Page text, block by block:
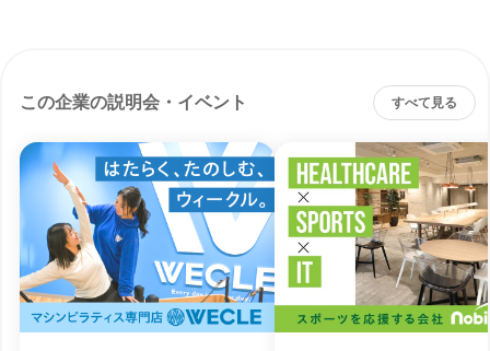
この企業の説明会・イベント すべて見る